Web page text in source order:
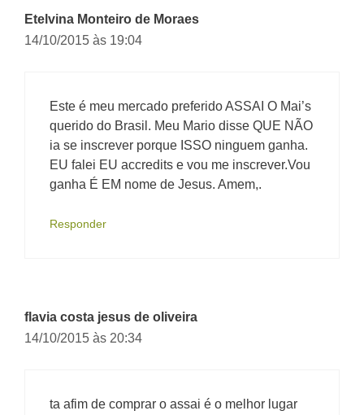
Etelvina Monteiro de Moraes
14/10/2015 às 19:04
Este é meu mercado preferido ASSAI O Mai’s
querido do Brasil. Meu Mario disse QUE NÃO
ia se inscrever porque ISSO ninguem ganha.
EU falei EU accredits e vou me inscrever.Vou
ganha É EM nome de Jesus. Amem,.
Responder
flavia costa jesus de oliveira
14/10/2015 às 20:34
ta afim de comprar o assai é o melhor lugar